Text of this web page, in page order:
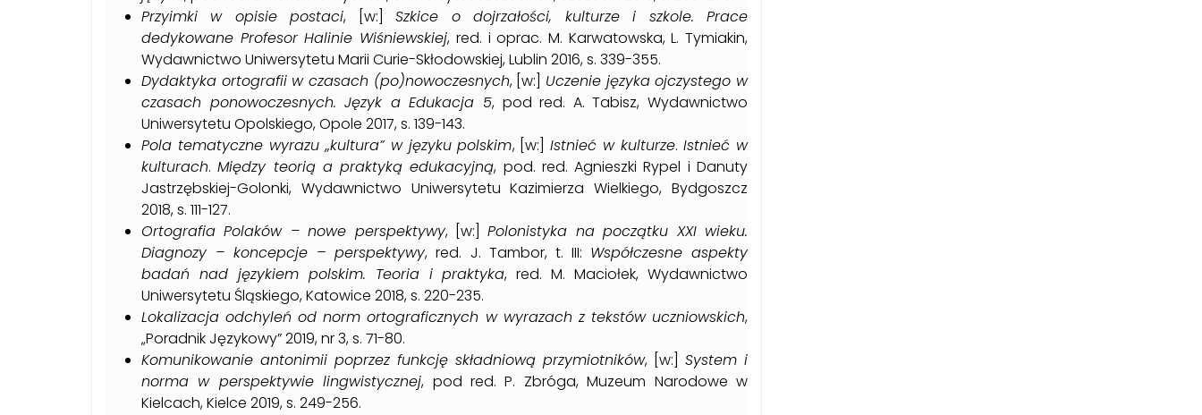
Przyimki w opisie postaci, [w:]Szkice o dojrzałości, kulturze i szkole. Prace
dedykowane Profesor Halinie Wiśniewskiej, red. i oprac. M. Karwatowska, L. Tymiakin,
Wydawnictwo Uniwersytetu Marii Curie-Skłodowskiej, Lublin 2016, s. 339-355.
Dydaktyka ortografii w czasach (po)nowoczesnych, [w:] Uczenie języka ojczystego w
czasach ponowoczesnych. Język a Edukacja 5, pod red. A. Tabisz, Wydawnictwo
Uniwersytetu Opolskiego, Opole 2017, s. 139-143.
Pola tematyczne wyrazu „kultura” w języku polskim, [w:]Istnieć w kulturze.Istnieć w
kulturach.Między teorią a praktyką edukacyjną, pod. red. Agnieszki Rypel i Danuty
Jastrzębskiej-Golonki, Wydawnictwo Uniwersytetu Kazimierza Wielkiego, Bydgoszcz
2018, s. 111-127.
Ortografia Polaków – nowe perspektywy, [w:]Polonistyka na początku XXI wieku.
Diagnozy – koncepcje – perspektywy, red. J. Tambor, t. III: Współczesne aspekty
badań nad językiem polskim. Teoria i praktyka, red. M. Maciołek, Wydawnictwo
Uniwersytetu Śląskiego, Katowice 2018, s. 220-235.
Lokalizacja odchyleń od norm ortograficznych w wyrazach z tekstów uczniowskich,
„Poradnik Językowy” 2019, nr 3, s. 71-80.
Komunikowanie antonimii poprzez funkcję składniową przymiotników, [w:] System i
norma w perspektywie lingwistycznej, pod red. P. Zbróga, Muzeum Narodowe w
Kielcach, Kielce 2019, s. 249-256.